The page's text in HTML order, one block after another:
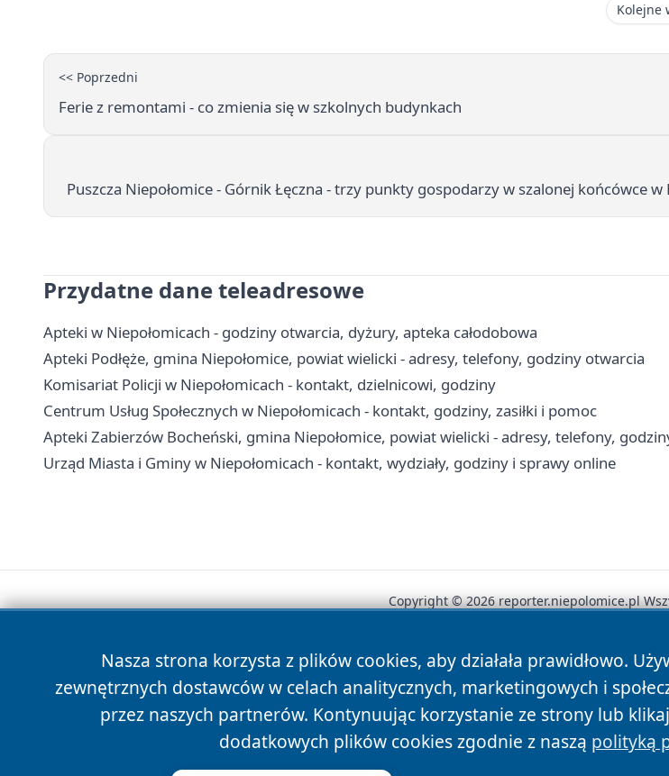
Kolejne
<< Poprzedni
Ferie z remontami - co zmienia się w szkolnych budynkach
Puszcza Niepołomice - Górnik Łęczna - trzy punkty gospodarzy w szalonej końcówce w
Przydatne dane teleadresowe
Apteki w Niepołomicach - godziny otwarcia, dyżury, apteka całodobowa
Apteki Podłęże, gmina Niepołomice, powiat wielicki - adresy, telefony, godziny otwarcia
Komisariat Policji w Niepołomicach - kontakt, dzielnicowi, godziny
Centrum Usług Społecznych w Niepołomicach - kontakt, godziny, zasiłki i pomoc
Apteki Zabierzów Bocheński, gmina Niepołomice, powiat wielicki - adresy, telefony,
Urząd Miasta i Gminy w Niepołomicach - kontakt, wydziały, godziny i sprawy online
Nasza strona korzysta z plików cookies, aby działała prawidłowo.
zewnętrznych dostawców w celach analitycznych, marketingowych i
przez naszych partnerów. Kontynuując korzystanie ze strony lub
dodatkowych plików cookies zgodnie z naszą polityką
Copyright © 2026 reporter.niepolomice.pl
News Autorzy Polityka